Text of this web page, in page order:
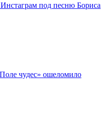
под песню Бориса
чудес» ошеломило